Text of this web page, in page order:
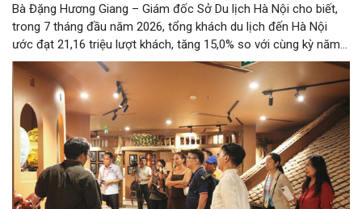
Bà Đặng Hương Giang – Giám đốc Sở Du lịch Hà Nội cho biết,
trong 7 tháng đầu năm 2026, tổng khách du lịch đến Hà Nội
ước đạt 21,16 triệu lượt khách, tăng 15,0% so với cùng kỳ năm
2025. Tổng thu từ khách du lịch ước đạt 86,47 nghìn tỷ đồng,
tăng 17,9% so với cùng kỳ năm trước.